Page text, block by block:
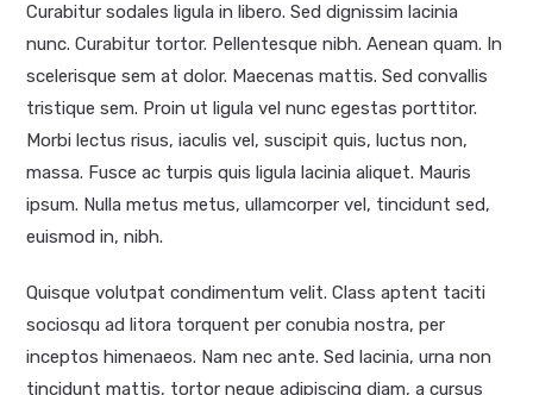
Curabitur sodales ligula in libero. Sed dignissim lacinia
nunc. Curabitur tortor. Pellentesque nibh. Aenean quam. In
scelerisque sem at dolor. Maecenas mattis. Sed convallis
tristique sem. Proin ut ligula vel nunc egestas porttitor.
Morbi lectus risus, iaculis vel, suscipit quis, luctus non,
massa. Fusce ac turpis quis ligula lacinia aliquet. Mauris
ipsum. Nulla metus metus, ullamcorper vel, tincidunt sed,
euismod in, nibh.
Quisque volutpat condimentum velit. Class aptent taciti
sociosqu ad litora torquent per conubia nostra, per
inceptos himenaeos. Nam nec ante. Sed lacinia, urna non
tincidunt mattis, tortor neque adipiscing diam, a cursus